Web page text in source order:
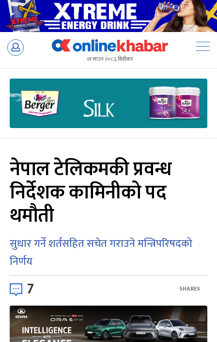
Skip
२१ साउन २०८३, बिहीबार
नेपाल टेलिकमकी प्रवन्ध
निर्देशक कामिनीको पद
थमौती
सुधार गर्ने शर्तसहित सचेत गराउने मन्त्रिपरिषदको
निर्णय
7 SHARES